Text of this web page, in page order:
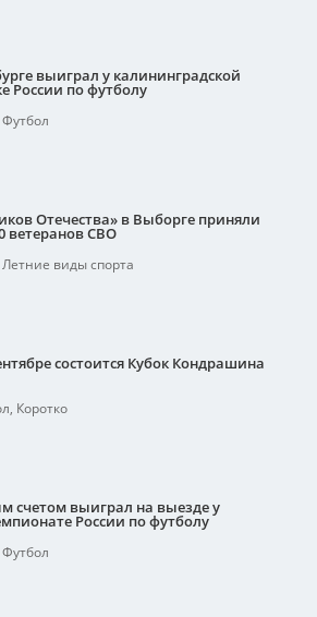
выиграл у калининградской
России по футболу
Футбол
Отечества» в Выборге приняли
ветеранов СВО
Летние виды спорта
состоится Кубок Кондрашина
, Коротко
счетом выиграл на выезде у
России по футболу
Футбол